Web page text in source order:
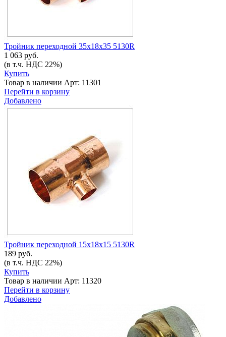
Тройник переходной 35х18х35 5130R
1 063 руб.
(в т.ч. НДС 22%)
Купить
Товар в наличии Арт: 11301
Перейти в корзину
Добавлено
Тройник переходной 15х18х15 5130R
189 руб.
(в т.ч. НДС 22%)
Купить
Товар в наличии Арт: 11320
Перейти в корзину
Добавлено